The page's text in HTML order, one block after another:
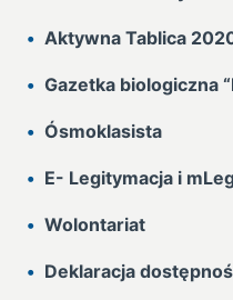
Aktywna Tablica
Gazetka biologiczna
Ósmoklasista
E- Legitymacja i
Wolontariat
Deklaracja